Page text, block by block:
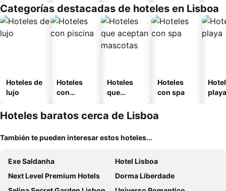
o
Categorías destacadas de hoteles en Lisboa
Hoteles de
lujo
Hoteles
con
Hoteles
que
mascotas
Hoteles
con spa
playa
Hoteles baratos cerca de Lisboa
También te pueden interesar estos hoteles...
Exe Saldanha
Hotel Lisboa
Next Level Premium Hotels
Dorma Liberdade